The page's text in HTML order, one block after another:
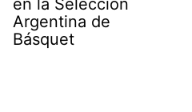
en la Selección
Argentina de
Básquet